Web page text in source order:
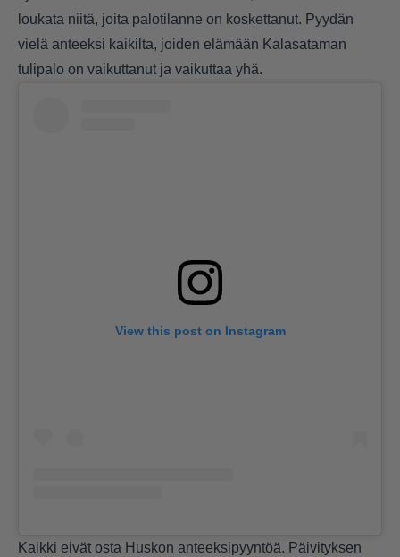
loukata niitä, joita palotilanne on koskettanut. Pyydän
vielä anteeksi kaikilta, joiden elämään Kalasataman
tulipalo on vaikuttanut ja vaikuttaa yhä.
View this post on Instagram
Kaikki eivät osta Huskon anteeksipyyntöä. Päivityksen